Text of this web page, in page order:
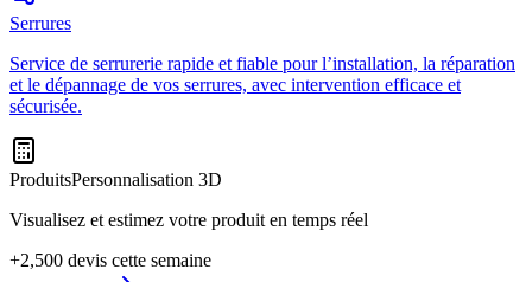
Serrures
Service de serrurerie rapide et fiable pour l’installation, la réparation
et le dépannage de vos serrures, avec intervention efficace et
sécurisée.
ProduitsPersonnalisation 3D
Visualisez et estimez votre produit en temps réel
+2,500 devis cette semaine